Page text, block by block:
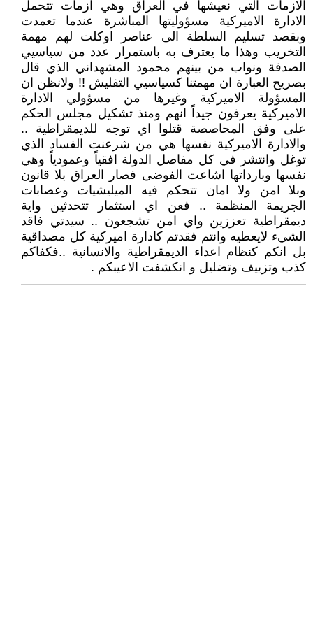
الازمات التي نعيشها في العراق وهي ازمات تتحمل
الادارة الاميركية مسؤوليتها المباشرة عندما تعمدت
وبقصد تسليم السلطة الى عناصر اوكلت لهم مهمة
التخريب وهذا ما يعترف به باستمرار عدد من سياسيي
الصدفة ونواب من بينهم محمود المشهداني الذي قال
بصريح العبارة ان مهمتنا كسياسيي التفليش !! ولانظن ان
المسؤولة الاميركية وغيرها من مسؤولي الادارة
الاميركية يعرفون جيداً انهم ومنذ تشكيل مجلس الحكم
على وفق المحاصصة قتلوا اي توجه للديمقراطية ..
والادارة الاميركية نفسها هي من شرعنت الفساد الذي
توغل وانتشر في كل مفاصل الدولة افقياً وعمودياً وهي
نفسها وبارداتها اشاعت الفوضى فصار العراق بلا قانون
وبلا امن ولا امان تتحكم فيه الميليشيات وعصابات
الجريمة المنظمة .. فعن اي استثمار تتحدثين واية
ديمقراطية تعززين واي امن تشجعون .. سيدتي فاقد
الشيء لايعطيه وانتم فقدتم كادارة اميركية كل مصداقية
بل انكم كنظام اعداء الديمقراطية والانسانية ..فكفاكم
كذب وتزييف وتضليل و انكشفت الاعيبكم .